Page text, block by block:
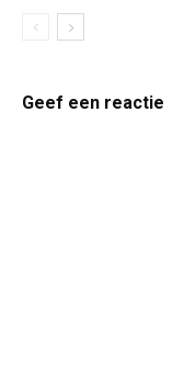
Geef een reactie